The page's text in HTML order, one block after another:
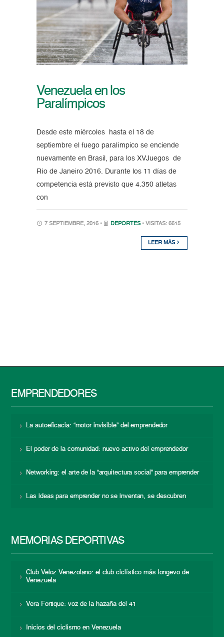
Venezuela en los
Paralímpicos
Desde este miércoles hasta el 18 de
septiembre el fuego paralímpico se enciende
nuevamente en Brasil, para los XVJuegos de
Río de Janeiro 2016. Durante los 11 días de
competencia está previsto que 4.350 atletas
con
7 SEPTIEMBRE, 2016 • DEPORTES • VISITAS: 6615
LEER MÁS
EMPRENDEDORES
La autoeficacia: “motor invisible” del emprendedor
El poder de la comunidad: nuevo activo del emprendedor
Networking: el arte de la “arquitectura social” para emprender
Las ideas para emprender no se inventan, se descubren
MEMORIAS DEPORTIVAS
Club Veloz Venezolano: el club ciclístico más longevo de
Venezuela
Vera Fortique: voz de la hazaña del 41
Inicios del ciclismo en Venezuela